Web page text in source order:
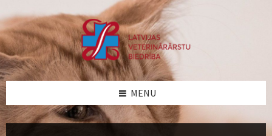
to
content
to
left
sidebar
to
right
sidebar
to
footer
MENU